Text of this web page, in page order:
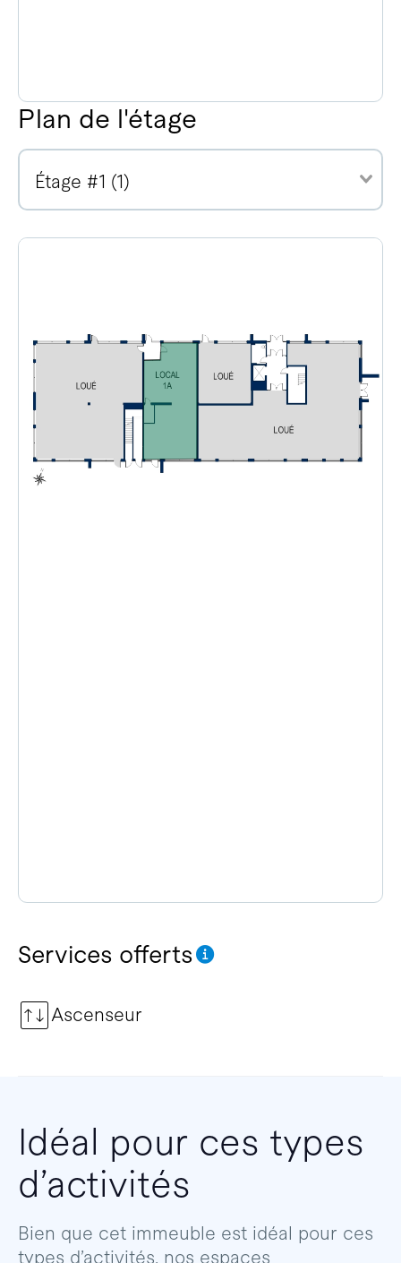
Plan de l'étage
Étage #1 (1)
Services offerts
Ascenseur
Idéal pour ces types
d’activités
Bien que cet immeuble est idéal pour ces
types d’activités, nos espaces